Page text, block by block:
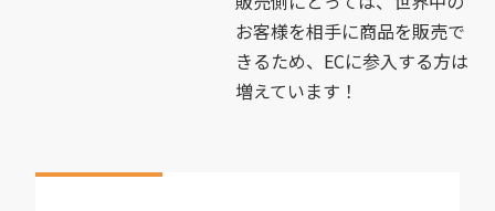
お客様を相手に商品を販売で
きるため、ECに参入する方は
増えています！